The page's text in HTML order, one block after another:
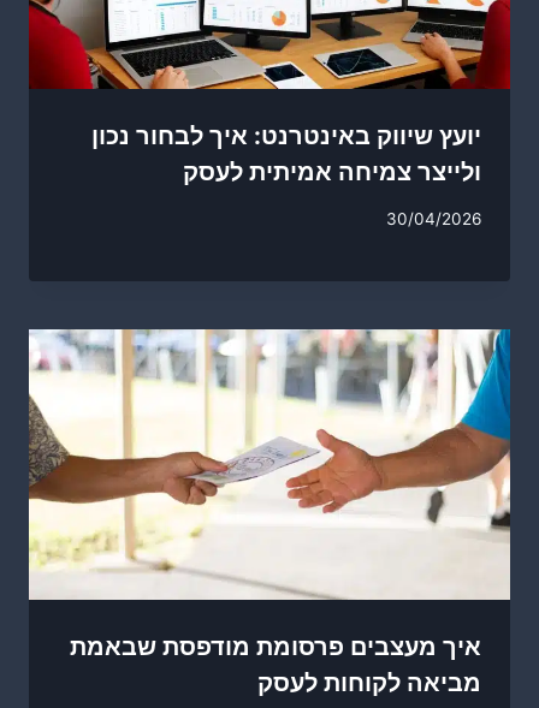
יועץ שיווק באינטרנט: איך לבחור נכון
ולייצר צמיחה אמיתית לעסק
30/04/2026
איך מעצבים פרסומת מודפסת שבאמת
מביאה לקוחות לעסק